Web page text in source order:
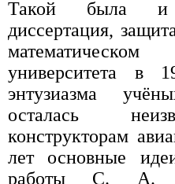
Такой была и
диссертация,
университета в
энтузиазма
осталась
конструкторам
лет основные
работы С. А.